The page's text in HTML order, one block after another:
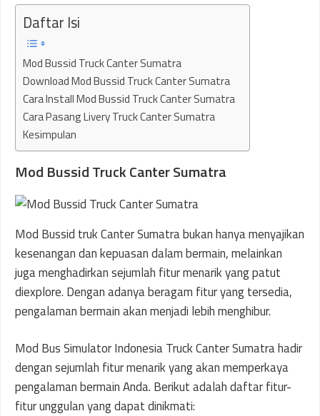
Daftar Isi
Mod Bussid Truck Canter Sumatra
Download Mod Bussid Truck Canter Sumatra
Cara Install Mod Bussid Truck Canter Sumatra
Cara Pasang Livery Truck Canter Sumatra
Kesimpulan
Mod Bussid Truck Canter Sumatra
Mod Bussid truk Canter Sumatra bukan hanya menyajikan
kesenangan dan kepuasan dalam bermain, melainkan
juga menghadirkan sejumlah fitur menarik yang patut
diexplore. Dengan adanya beragam fitur yang tersedia,
pengalaman bermain akan menjadi lebih menghibur.
Mod Bus Simulator Indonesia Truck Canter Sumatra hadir
dengan sejumlah fitur menarik yang akan memperkaya
pengalaman bermain Anda. Berikut adalah daftar fitur-
fitur unggulan yang dapat dinikmati: